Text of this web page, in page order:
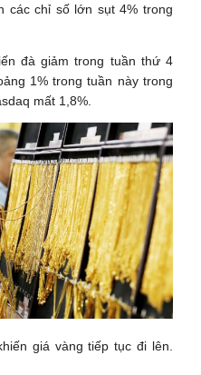
các chỉ số lớn sụt 4% trong
đà giảm trong tuần thứ 4
1% trong tuần này trong
mất 1,8%.
giá vàng tiếp tục đi lên.